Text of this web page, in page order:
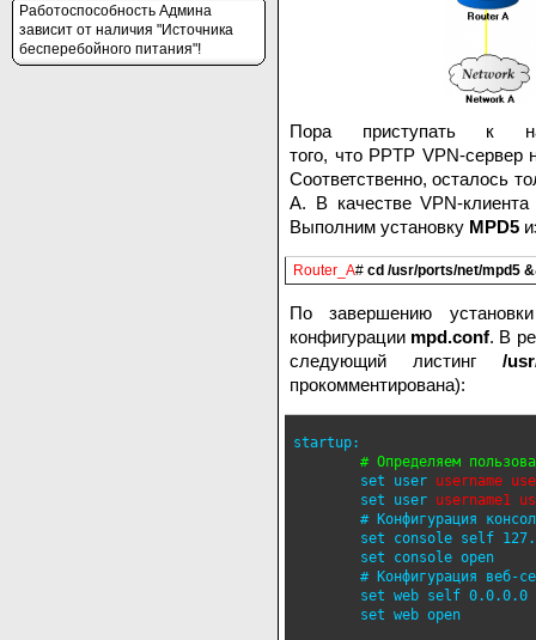
Пора приступать к
того, что PPTP VPN-сервер
Соответственно, осталось
A. В качестве VPN-
Выполним установку MPD5
Router_A# cd /usr/ports/net/mpd5
По завершению
конфигурации mpd.conf. В
следующий листинг /
прокомментирована):
startup:
        set user
username
        set user
# Конфигурация
set console self
        set console open
# Конфигурация веб-
set web self 0.0.0.0
        set web open
Работоспособность Админа
зависит от наличия "Источника
бесперебойного питания"!